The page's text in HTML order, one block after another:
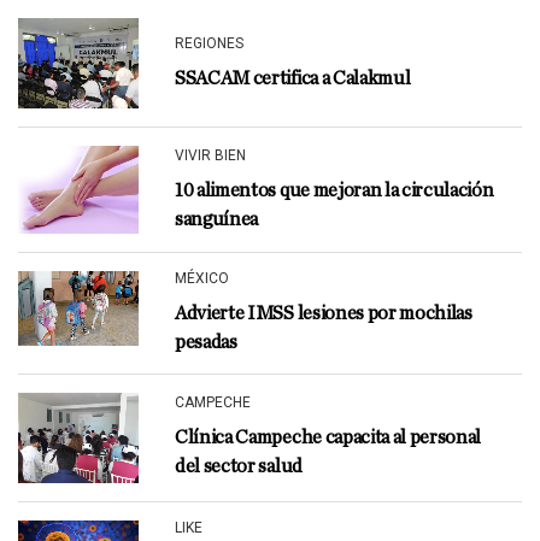
REGIONES
SSACAM certifica a Calakmul
VIVIR BIEN
10 alimentos que mejoran la circulación
sanguínea
MÉXICO
Advierte IMSS lesiones por mochilas
pesadas
CAMPECHE
Clínica Campeche capacita al personal
del sector salud
LIKE